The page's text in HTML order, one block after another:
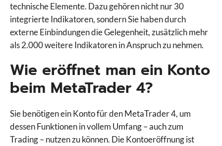
technische Elemente. Dazu gehören nicht nur 30
integrierte Indikatoren, sondern Sie haben durch
externe Einbindungen die Gelegenheit, zusätzlich mehr
als 2.000 weitere Indikatoren in Anspruch zu nehmen.
Wie eröffnet man ein Konto
beim MetaTrader 4?
Sie benötigen ein Konto für den MetaTrader 4, um
dessen Funktionen in vollem Umfang – auch zum
Trading – nutzen zu können. Die Kontoeröffnung ist